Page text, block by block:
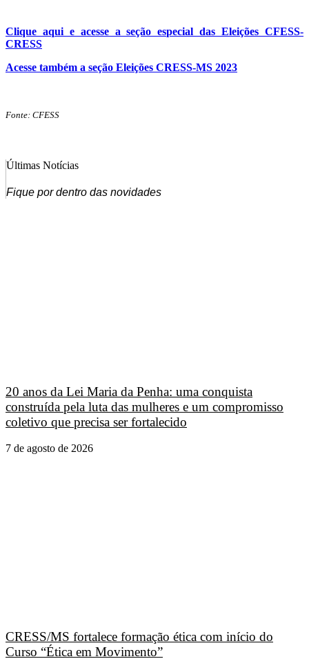
Clique aqui e acesse a seção especial das Eleições CFESS-
CRESS
Acesse também a seção Eleições CRESS-MS 2023
Fonte: CFESS
Últimas Notícias
Fique por dentro das novidades
20 anos da Lei Maria da Penha: uma conquista
construída pela luta das mulheres e um compromisso
coletivo que precisa ser fortalecido
7 de agosto de 2026
CRESS/MS fortalece formação ética com início do
Curso “Ética em Movimento”